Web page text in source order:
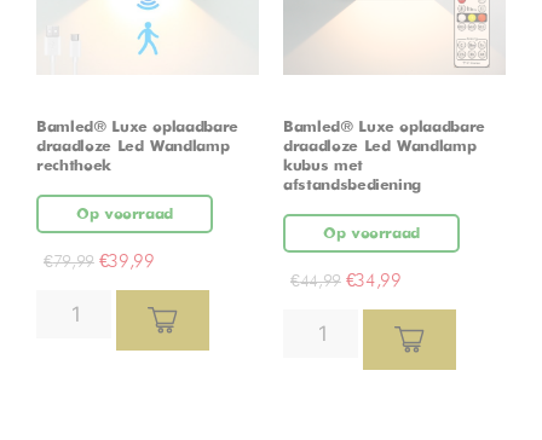
Bamled® Luxe oplaadbare
draadloze Led Wandlamp
rechthoek
Op voorraad
€79,99 €39,99
Bamled® Luxe oplaadbare
draadloze Led Wandlamp
kubus met
afstandsbediening
Op voorraad
€44,99 €34,99